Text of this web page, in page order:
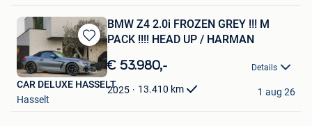
Bewaren
in
Mijn
Favorieten
BMW Z4 2.0i FROZEN GREY !!! M
PACK !!!! HEAD UP / HARMAN
€ 53.980,- Details
2025 13.410 km
CAR DELUXE HASSELT
Hasselt
1 aug 26